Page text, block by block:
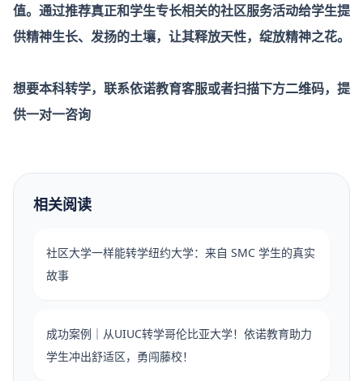
值。通过推荐真正和学生专长相关的社区服务活动给学生提
供精神生长、发扬的土壤，让其释放天性，绽放精神之花。
想要本科转学，联系依诺教育客服或者扫描下方二维码，提
供一对一咨询
相关阅读
社区大学一样能转学纽约大学：来自 SMC 学生的真实
故事
成功案例｜从UIUC转学哥伦比亚大学！依诺教育助力
学生冲出舒适区，勇闯藤校！